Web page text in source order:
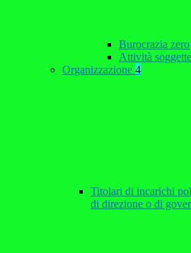
Burocrazia zero
Attività
Organizzazione 4
Titolari di incarichi
di direzione o di